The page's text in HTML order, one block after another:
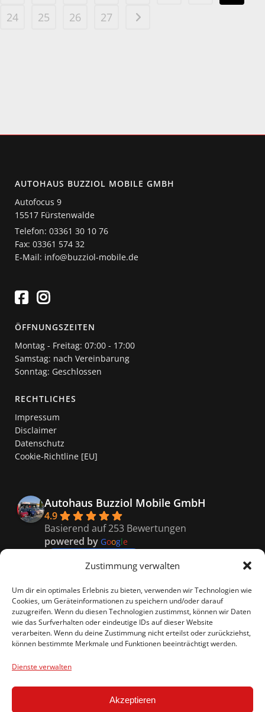
Zustimmung verwalten
Um dir ein optimales Erlebnis zu bieten, verwenden wir Technologien wie
Cookies, um Geräteinformationen zu speichern und/oder darauf
zuzugreifen. Wenn du diesen Technologien zustimmst, können wir Daten
wie das Surfverhalten oder eindeutige IDs auf dieser Website
verarbeiten. Wenn du deine Zustimmung nicht erteilst oder zurückziehst,
können bestimmte Merkmale und Funktionen beeinträchtigt werden.
Dienste verwalten
Akzeptieren
24
25 26 27
AUTOHAUS BUZZIOL MOBILE GMBH
Autofocus 9
15517 Fürstenwalde
Telefon: 03361 30 10 76
Fax: 03361 574 32
E-Mail: info@buzziol-mobile.de
ÖFFNUNGSZEITEN
Montag - Freitag: 07:00 - 17:00
Samstag: nach Vereinbarung
Sonntag: Geschlossen
RECHTLICHES
Impressum
Disclaimer
Datenschutz
Cookie-Richtline [EU]
Autohaus Buzziol Mobile GmbH
4.9
Basierend auf 253 Bewertungen
powered by Google
Kaiser
9 months ago
Super freundliches Personal,
besonders Vitali er war so nett und hat uns genau
das richtige empfohlen.
9 months ago
beim Autohaus Buzziol!